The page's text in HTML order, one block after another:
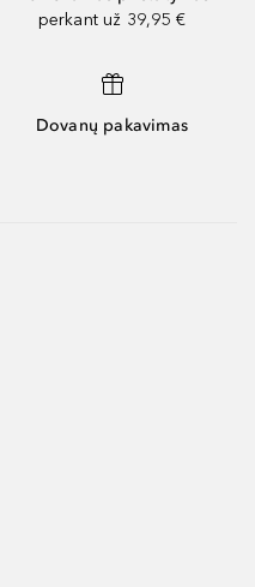
perkant už 39,95 €
Dovanų pakavimas